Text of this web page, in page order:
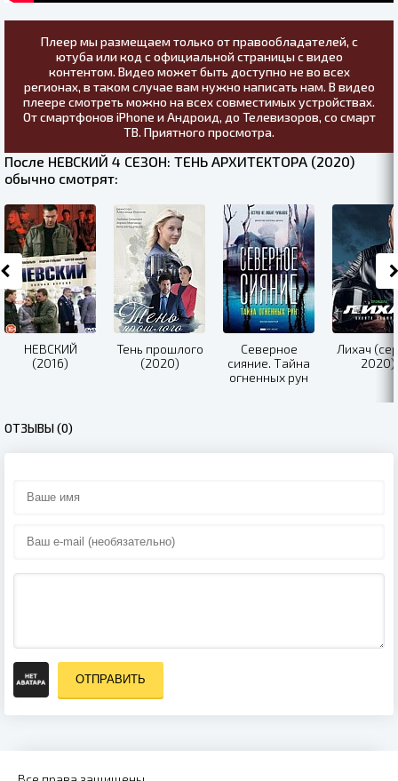
Плеер мы размещаем только от правообладателей, с
ютуба или код с официальной страницы с видео
контентом. Видео может быть доступно не во всех
регионах, в таком случае вам нужно написать нам. В видео
плеере смотреть можно на всех совместимых устройствах.
От смартфонов iPhone и Андроид, до Телевизоров, со смарт
ТВ. Приятного просмотра.
После НЕВСКИЙ 4 СЕЗОН: ТЕНЬ АРХИТЕКТОРА (2020)
обычно смотрят:
НЕВСКИЙ
(2016)
Тень прошлого
(2020)
Северное
сияние. Тайна
огненных рун
Лихач
2020)
ОТЗЫВЫ (0)
ОТПРАВИТЬ